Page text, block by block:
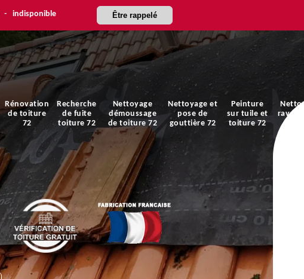
- indisponible Être rappelé
Rénovation
de toiture
72
Recherche
de fuite
toiture 72
Nettoyage
démoussage
de toiture 72
Nettoyage et
pose de
gouttière 72
Peinture
sur tuile et
toiture 72